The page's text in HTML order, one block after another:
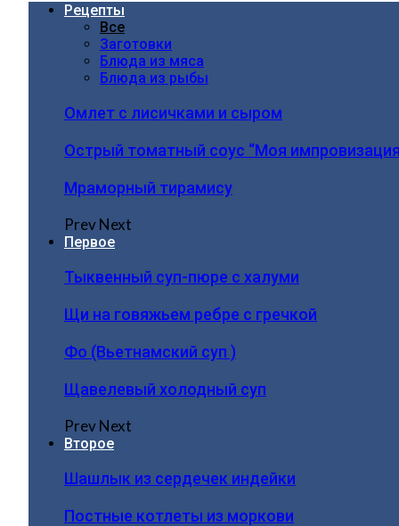
Рецепты
Все
Заготовки
Блюда из мяса
Блюда из рыбы
Омлет с лисичками и сыром
Острый томатный соус “Моя
Мраморный тирамису
PrevNext
Первое
Тыквенный суп-пюре с халуми
Щи на говяжьем ребре с гречкой
Фо (Вьетнамский суп )
Щавелевый холодный суп
PrevNext
Второе
Шашлык из сердечек индейки
Постные котлеты из моркови